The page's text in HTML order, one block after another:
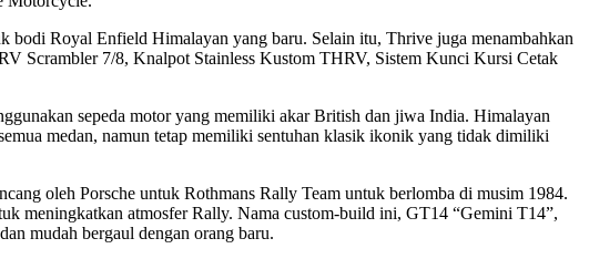
bodi Royal Enfield Himalayan yang baru. Selain itu, Thrive juga menambahkan
Scrambler 7/8, Knalpot Stainless Kustom THRV, Sistem Kunci Kursi Cetak
sepeda motor yang memiliki akar British dan jiwa India. Himalayan
medan, namun tetap memiliki sentuhan klasik ikonik yang tidak dimiliki
oleh Porsche untuk Rothmans Rally Team untuk berlomba di musim 1984.
meningkatkan atmosfer Rally. Nama custom-build ini, GT14 “Gemini T14”,
mudah bergaul dengan orang baru.